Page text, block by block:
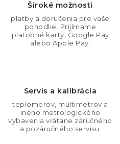
Široké možnosti
platby a doručenia pre vaše
pohodlie. Prijímame
platobné karty, Google Pay
alebo Apple Pay.
Servis a kalibrácia
teplomerov, multimetrov a
iného metrologického
vybavenia vrátane záručného
a pozáručného servisu.